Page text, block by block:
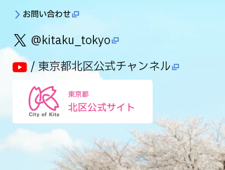
お問い合わせ
@kitaku_tokyo
/ 東京都北区公式チャンネル